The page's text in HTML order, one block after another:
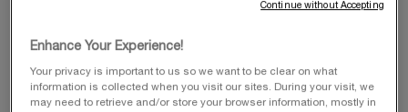
Enhance Your Experience!
Your privacy is important to us so we want to be clear on what
information is collected when you visit our sites. During your visit, we
may need to retrieve and/or store your browser information, mostly in
Continue without Accepting